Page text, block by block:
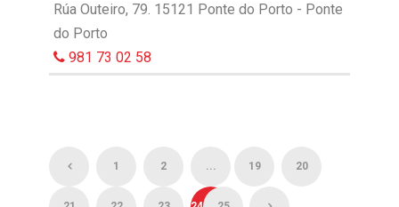
Rúa Outeiro, 79. 15121 Ponte do Porto - Ponte
do Porto
981 73 02 58
1 2 ... 19 20